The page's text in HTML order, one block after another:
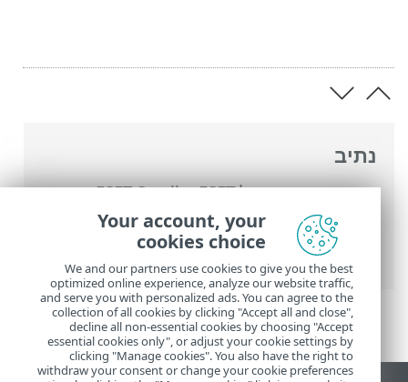
נתיב
העזרה המקוונת של ESET >
ESET Small
Business Security
>
עבודה עם ESET Small
Business Security
>כלים>בחירת דוגמה
לניתוח> בחר דגימה לשליחה ולניתוח - אחר
Your account, your
cookies choice
We and our partners use cookies to give you the best
optimized online experience, analyze our website traffic,
and serve you with personalized ads. You can agree to the
collection of all cookies by clicking "Accept all and close",
decline all non-essential cookies by choosing "Accept
essential cookies only", or adjust your cookie settings by
clicking "Manage cookies". You also have the right to
withdraw your consent or change your cookie preferences